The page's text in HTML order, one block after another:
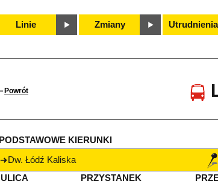
Linie Zmiany Utrudnienia
Powrót
PODSTAWOWE KIERUNKI
Dw. Łódź Kaliska
ULICA
PRZYSTANEK